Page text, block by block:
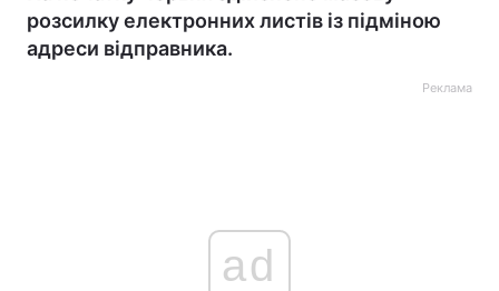
розсилку електронних листів із підміною
адреси відправника.
Реклама
ad